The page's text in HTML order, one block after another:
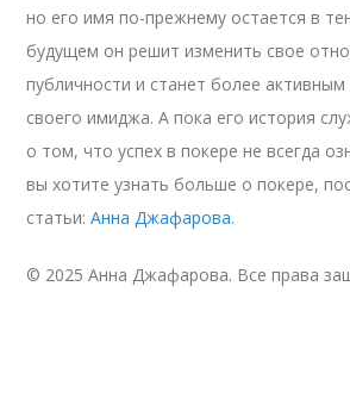
но его имя по-прежнему остается в
будущем он решит изменить свое
публичности и станет более
своего имиджа. А пока его история
о том, что успех в покере не всегда
вы хотите узнать больше о покере,
статьи:Анна Джафарова.
© 2025 Анна Джафарова. Все права